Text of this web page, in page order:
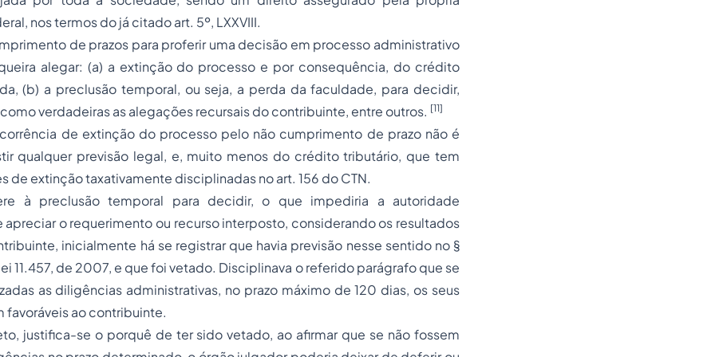
nos termos do já citado art. 5º, LXXVIII.
de prazos para proferir uma decisão em processo administrativo
alegar: (a) a extinção do processo e por consequência, do crédito
(b) a preclusão temporal, ou seja, a perda da faculdade, para decidir,
verdadeiras as alegações recursais do contribuinte, entre outros. [11]
de extinção do processo pelo não cumprimento de prazo não é
qualquer previsão legal, e, muito menos do crédito tributário, que tem
de extinção taxativamente disciplinadas no art. 156 do CTN.
à preclusão temporal para decidir, o que impediria a autoridade
apreciar o requerimento ou recurso interposto, considerando os resultados
inicialmente há se registrar que havia previsão nesse sentido no §
11.457, de 2007, e que foi vetado. Disciplinava o referido parágrafo que se
as diligências administrativas, no prazo máximo de 120 dias, os seus
favoráveis ao contribuinte.
, justifica-se o porquê de ter sido vetado, ao afirmar que se não fossem